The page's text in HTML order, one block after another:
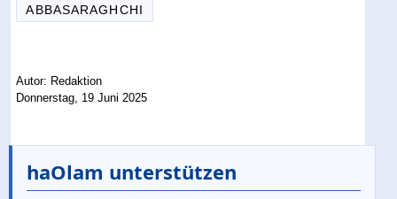
ABBASARAGHCHI
Autor: Redaktion
Donnerstag, 19 Juni 2025
haOlam unterstützen